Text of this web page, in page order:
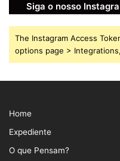
Siga o nosso
The Instagram Access
options page >
Home
Expediente
O que Pensam?